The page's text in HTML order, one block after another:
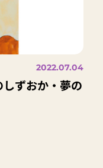
2022.07.04
しずおか・夢の